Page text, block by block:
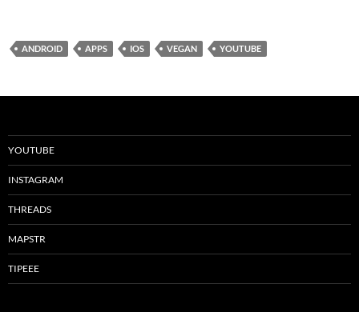
ANDROID APPS IOS VEGAN YOUTUBE
YOUTUBE
INSTAGRAM
THREADS
MAPSTR
TIPEEE